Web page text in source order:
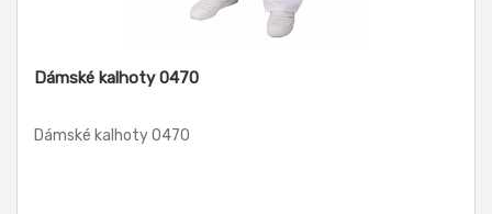
Dámské kalhoty 0470
Dámské kalhoty 0470